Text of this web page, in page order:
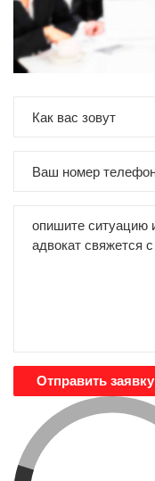
Отправить заявку